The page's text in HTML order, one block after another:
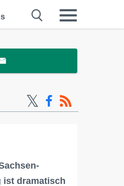
ist dramatisch